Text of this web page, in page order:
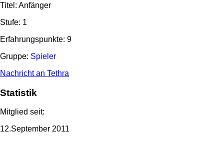
Titel: Anfänger
Stufe: 1
Erfahrungspunkte: 9
Gruppe: Spieler
Nachricht an Tethra
Statistik
Mitglied seit:
12.September 2011